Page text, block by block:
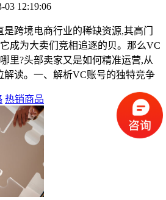
03 12:19:06
跨境电商行业的稀缺资源,其高门
成为大卖们竞相追逐的贝。那么VC
里?头部卖家又是如何精准运营,从
解读。一、解析VC账号的独特竞争
热销商品